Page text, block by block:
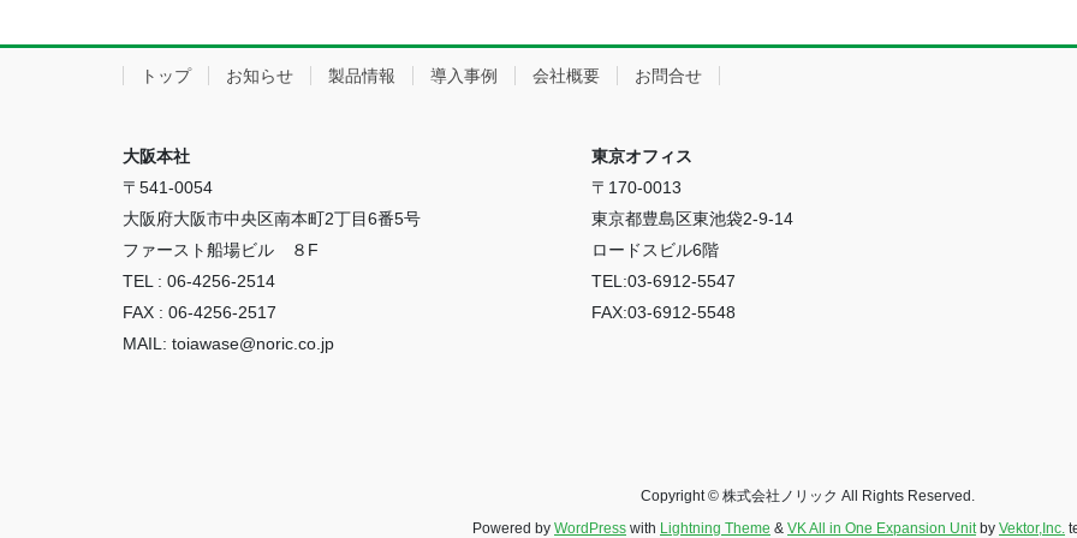
トップ お知らせ 製品情報 導入事例 会社概要 お問合せ
大阪本社
〒541-0054
大阪府大阪市中央区南本町2丁目6番5号
ファースト船場ビル ８F
TEL : 06-4256-2514
FAX : 06-4256-2517
MAIL: toiawase@noric.co.jp
東京オフィス
〒170-0013
東京都豊島区東池袋2-9-14
ロードスビル6階
TEL:03-6912-5547
FAX:03-6912-5548
Copyright © 株式会社ノリック All Rights Reserved.
Powered by WordPress with Lightning Theme & VK All in One Expansion Unitby Vektor,Inc.